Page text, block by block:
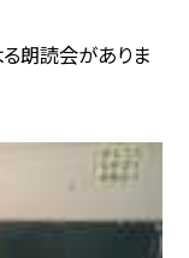
朗読会がありま